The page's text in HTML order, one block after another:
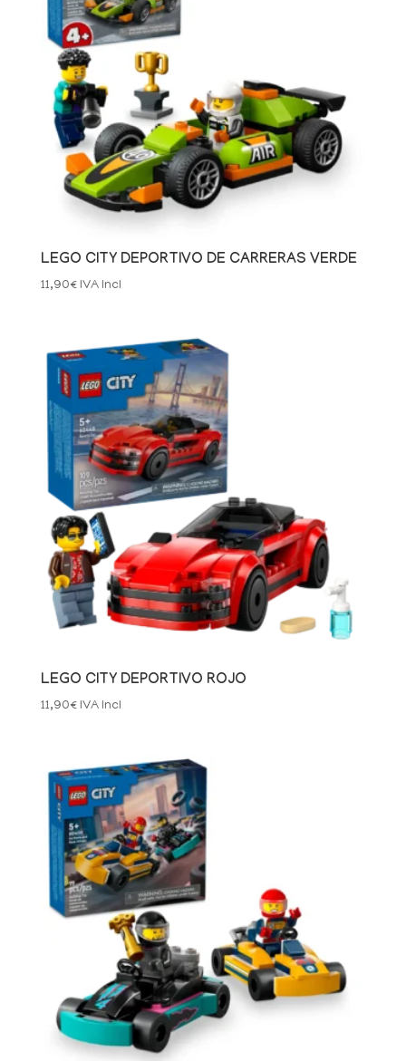
LEGO CITY DEPORTIVO DE CARRERAS VERDE
11,90€ IVA Incl
LEGO CITY DEPORTIVO ROJO
11,90€ IVA Incl